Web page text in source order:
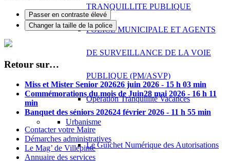
TRANQUILLITE PUBLIQUE
POLICE MUNICIPALE ET AGENTS
DE SURVEILLANCE DE LA VOIE
PUBLIQUE (PM/ASVP)
Opération Tranquillité Vacances
Urbanisme
Le Guichet Numérique des Autorisations
Passer en contraste élevé
Changer la taille de la police
Retour sur…
Miss et Mister Senior 202626 juin 2026 - 15 h 03 min
Commémorations du mois de Juin28 mai 2026 - 16 h 11
min
Banquet des séniors 202624 février 2026 - 11 h 55 min
Contacter votre Maire
Démarches administratives
Le Mag’ de Villepinte
Annuaire des services